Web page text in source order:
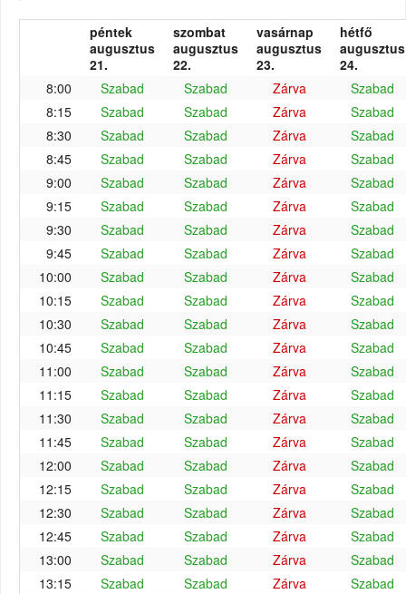
péntek
augusztus
21.
szombat
augusztus
22.
vasárnap
augusztus
23.
hétfő
augusztus
24.
8:00
Szabad Szabad Zárva
Szabad
8:15
Szabad Szabad Zárva
Szabad
8:30
Szabad Szabad Zárva
Szabad
8:45
Szabad Szabad Zárva
Szabad
9:00
Szabad Szabad Zárva
Szabad
9:15
Szabad Szabad Zárva
Szabad
9:30
Szabad Szabad Zárva
Szabad
9:45
Szabad Szabad Zárva
Szabad
10:00
Szabad Szabad Zárva
Szabad
10:15
Szabad Szabad Zárva
Szabad
10:30
Szabad Szabad Zárva
Szabad
10:45
Szabad Szabad Zárva
Szabad
11:00
Szabad Szabad Zárva
Szabad
11:15
Szabad Szabad Zárva
Szabad
11:30
Szabad Szabad Zárva
Szabad
11:45
Szabad Szabad Zárva
Szabad
12:00
Szabad Szabad Zárva
Szabad
12:15
Szabad Szabad Zárva
Szabad
12:30
Szabad Szabad Zárva
Szabad
12:45
Szabad Szabad Zárva
Szabad
13:00
Szabad Szabad Zárva
Szabad
13:15
Szabad Szabad Zárva
Szabad